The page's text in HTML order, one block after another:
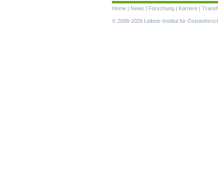
Navigation
Home News Forschung Karriere
© 2008-2026 Leibniz-Institut für